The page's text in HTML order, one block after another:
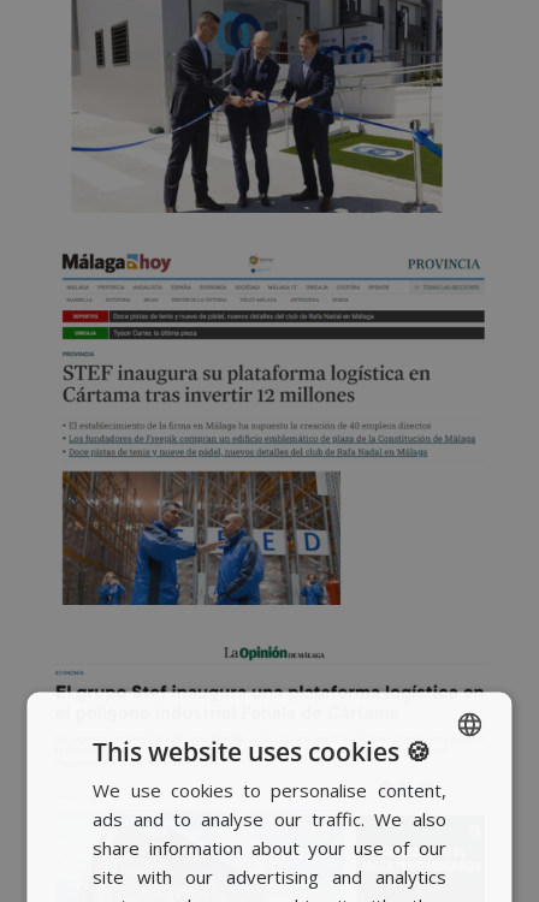
SPANISH
BASQUE
CATALAN
This website uses cookies 🍪
We use cookies to personalise content,
ads and to analyse our traffic. We also
share information about your use of our
site with our advertising and analytics